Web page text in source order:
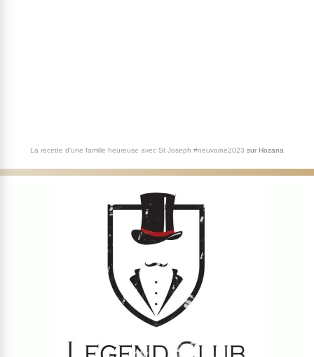
La recette d'une famille heureuse avec St Joseph #neuvaine2023 sur Hozana